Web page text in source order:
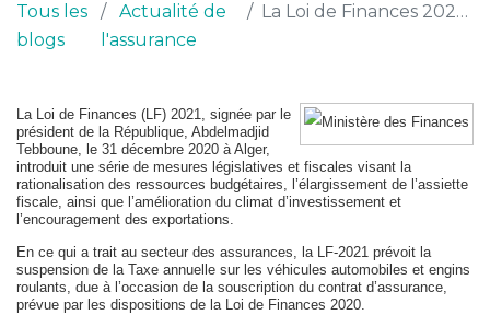
Tous les
blogs
Actualité de
l'assurance
La Loi de Finances 2021 signée et publiée
La Loi de Finances (LF) 2021, signée par le
président de la République, Abdelmadjid
Tebboune, le 31 décembre 2020 à Alger,
introduit une série de mesures législatives et fiscales visant la
rationalisation des ressources budgétaires, l’élargissement de l’assiette
fiscale, ainsi que l’amélioration du climat d’investissement et
l’encouragement des exportations.
En ce qui a trait au secteur des assurances, la LF-2021 prévoit la
suspension de la Taxe annuelle sur les véhicules automobiles et engins
roulants, due à l’occasion de la souscription du contrat d’assurance,
prévue par les dispositions de la Loi de Finances 2020.